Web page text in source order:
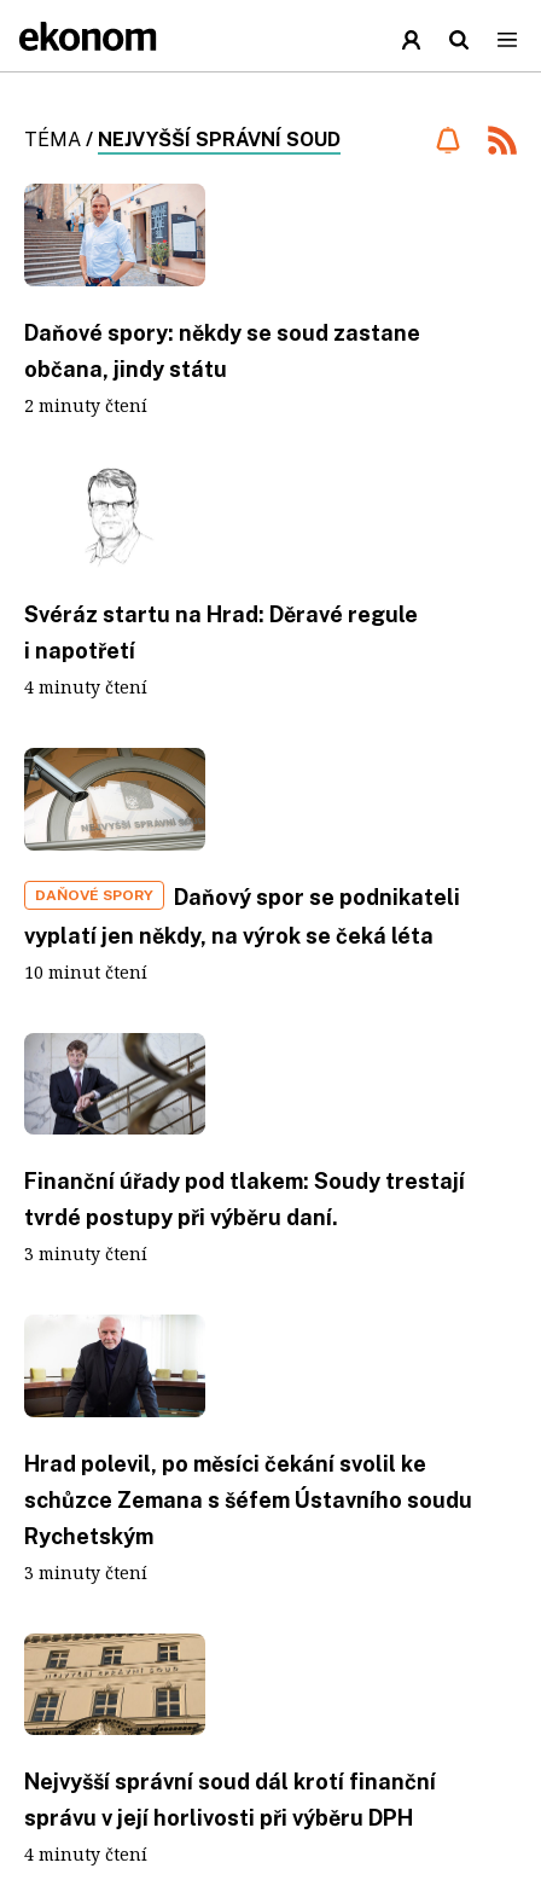
TÉMA / NEJVYŠŠÍ SPRÁVNÍ SOUD
Daňové spory: někdy se soud zastane
občana, jindy státu
2 minuty čtení
Svéráz startu na Hrad: Děravé regule
i napotřetí
4 minuty čtení
DAŇOVÉ SPORY
Daňový spor se podnikateli
vyplatí jen někdy, na výrok se čeká léta
10 minut čtení
Finanční úřady pod tlakem: Soudy trestají
tvrdé postupy při výběru daní.
3 minuty čtení
Hrad polevil, po měsíci čekání svolil ke
schůzce Zemana s šéfem Ústavního soudu
Rychetským
3 minuty čtení
Nejvyšší správní soud dál krotí finanční
správu v její horlivosti při výběru DPH
4 minuty čtení